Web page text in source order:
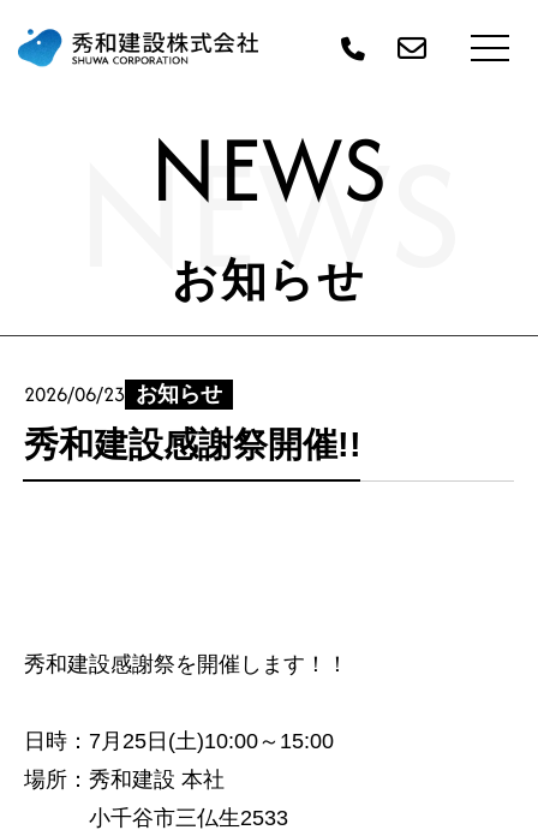
NEWS
NEWS
お知らせ
2026/06/23 お知らせ
秀和建設感謝祭開催!!
秀和建設感謝祭を開催します！！
日時：7月25日(土)10:00～15:00
場所：秀和建設 本社
小千谷市三仏生2533